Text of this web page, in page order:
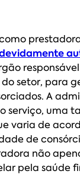
setor, para
A
serviço, uma
varia de
de
não
pela saúde